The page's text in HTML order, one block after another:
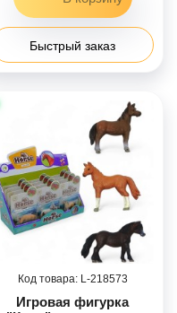
Быстрый заказ
218573
Игровая фигурка